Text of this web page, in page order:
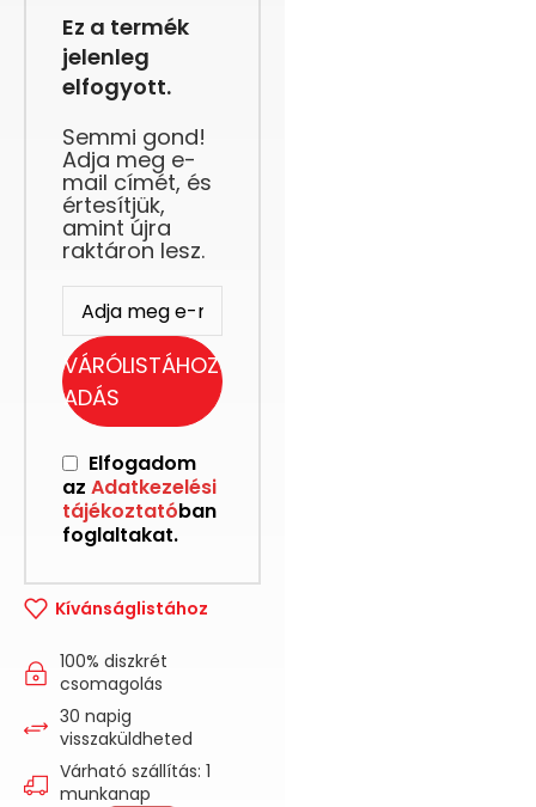
Ez a termék
jelenleg
elfogyott.
Semmi gond!
Adja meg e-
mail címét, és
értesítjük,
amint újra
raktáron lesz.
VÁRÓLISTÁHOZ
ADÁS
Elfogadom
az Adatkezelési
tájékoztatóban
foglaltakat.
Kívánságlistához
100% diszkrét
csomagolás
30 napig
visszaküldheted
Várható szállítás: 1
munkanap